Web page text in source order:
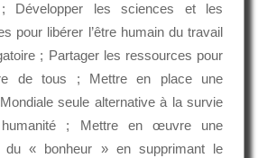
; Développer les sciences et les
pour libérer l’être humain du travail
; Partager les ressources pour
de tous ; Mettre en place une
seule alternative à la survie
; Mettre en œuvre une
du « bonheur » en supprimant le